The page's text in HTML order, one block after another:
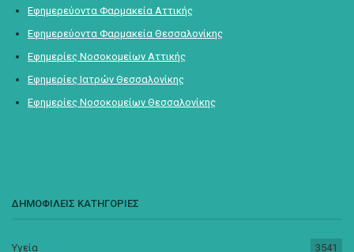
Εφημερεύοντα Φαρμακεία Αττικής
Εφημερεύοντα Φαρμακεία Θεσσαλονίκης
Εφημερίες Νοσοκομείων Αττικής
Εφημερίες Ιατρών Θεσσαλονίκης
Εφημερίες Νοσοκομείων Θεσσαλονίκης
ΔΗΜΟΦΙΛΕΙΣ ΚΑΤΗΓΟΡΙΕΣ
Υγεία 3541